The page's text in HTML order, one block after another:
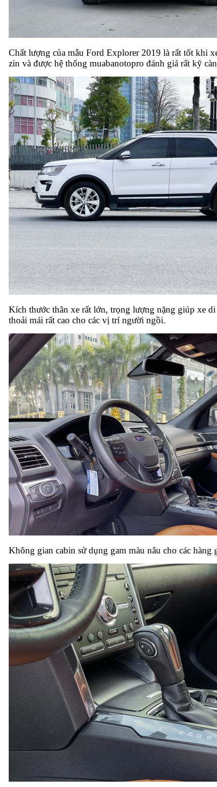
Chất lượng của mẫu Ford Explorer 2019 là rất tốt khi
zin và được hệ thống muabanotopro đánh giá rất kỹ
Kích thước thân xe rất lớn, trọng lượng nặng giúp xe
thoải mái rất cao cho các vị trí người ngồi.
Không gian cabin sử dụng gam màu nâu cho các hàng